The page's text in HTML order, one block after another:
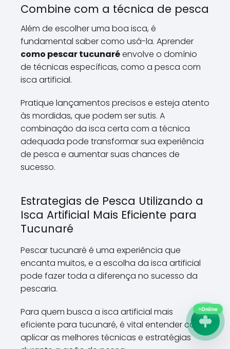
Combine com a técnica de pesca
Além de escolher uma boa isca, é
fundamental saber como usá-la. Aprender
como pescar tucunaréenvolve o domínio
de técnicas específicas, como a pesca com
isca artificial.
Pratique lançamentos precisos e esteja atento
às mordidas, que podem ser sutis. A
combinação da isca certa com a técnica
adequada pode transformar sua experiência
de pesca e aumentar suas chances de
sucesso.
Estrategias de Pesca Utilizando a
Isca Artificial Mais Eficiente para
Tucunaré
Pescar tucunaré é uma experiência que
encanta muitos, e a escolha da isca artificial
pode fazer toda a diferença no sucesso da
pescaria.
Para quem busca a isca artificial mais
eficiente para tucunaré, é vital entender como
aplicar as melhores técnicas e estratégias
Online